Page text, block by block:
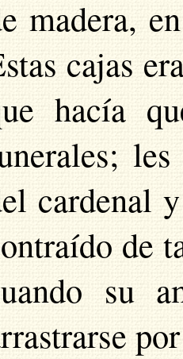
madera,
cajas
hacía
cardenal
de
su